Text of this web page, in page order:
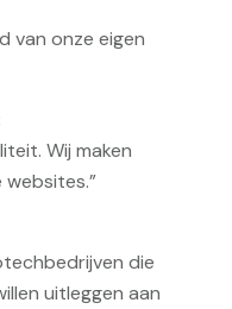
van onze eigen
Wij maken
die
uitleggen aan